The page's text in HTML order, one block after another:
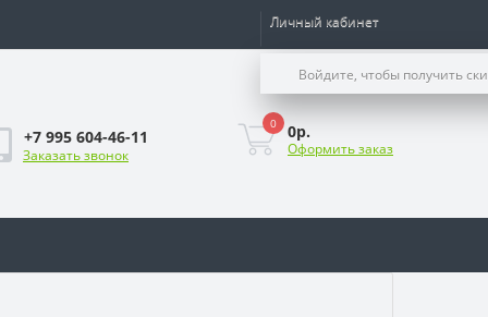
Личный кабинет
Войдите, чтобы получить
+7 995 604-46-11
Заказать звонок
0 0р.
Оформить заказ